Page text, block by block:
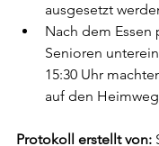
ausgesetzt
Nach dem
Senioren
15:30 Uhr
auf den
Protokoll erstellt von: